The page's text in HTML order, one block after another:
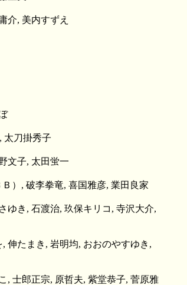
介, 美内すずえ
太刀掛秀子
文子, 太田蛍一
）, 破李拳竜, 喜国雅彦, 業田良家
ゆき, 石渡治, 玖保キリコ, 寺沢大介,
伸たまき, 岩明均, おおのやすゆき,
, 士郎正宗, 原哲夫, 紫堂恭子, 菅原雅